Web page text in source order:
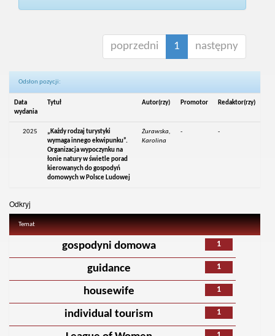
poprzedni 1 następny
Odsłon pozycji:
Data
wydania
Tytuł Autor(rzy) Promotor Redaktor(rzy)
2025
„Każdy rodzaj turystyki
wymaga innego ekwipunku”.
Organizacja wypoczynku na
łonie natury w świetle porad
kierowanych do gospodyń
domowych w Polsce Ludowej
Żurawska,
Karolina
- -
Odkryj
Temat
1
gospodyni domowa
1
guidance
1
housewife
1
individual tourism